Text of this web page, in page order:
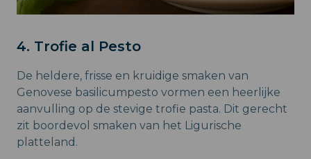
4. Trofie al Pesto
De heldere, frisse en kruidige smaken van
Genovese basilicumpesto vormen een heerlijke
aanvulling op de stevige trofie pasta. Dit gerecht
zit boordevol smaken van het Ligurische
platteland.